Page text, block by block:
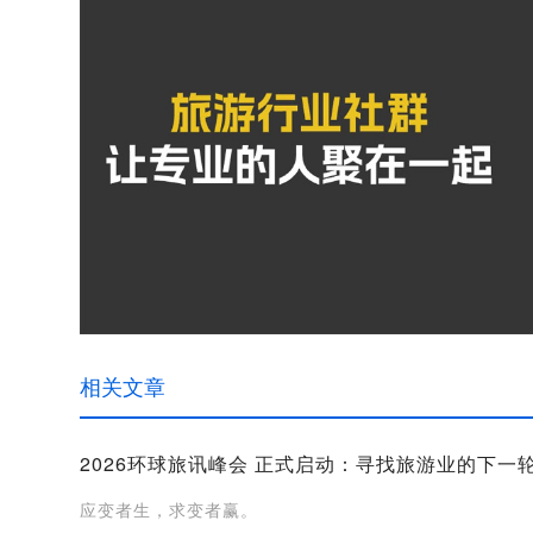
相关文章
2026环球旅讯峰会 正式启动：寻找旅游业的下一
应变者生，求变者赢。